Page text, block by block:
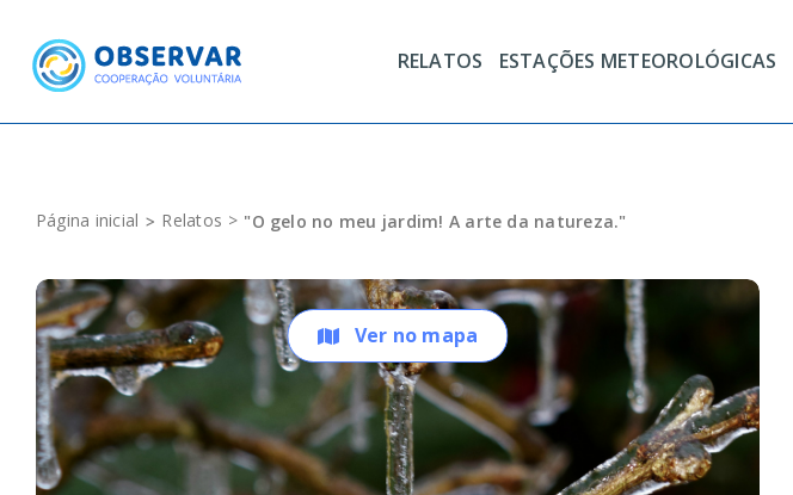
content
RELATOS ESTAÇÕES METEOROLÓGICAS
Página inicial Relatos "O gelo no meu jardim! A arte da natureza."
Ver no mapa